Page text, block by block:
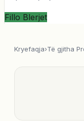
Fillo Blerjet
Kryefaqja›Të gjitha